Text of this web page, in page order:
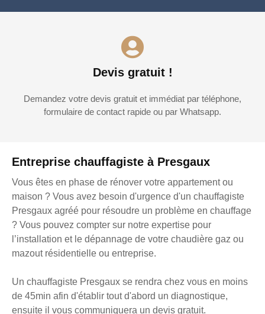
Entreprise chauffagiste à Presgaux
Vous êtes en phase de rénover votre appartement ou
maison ? Vous avez besoin d'urgence d'un chauffagiste
Presgaux agréé pour résoudre un problème en chauffage
? Vous pouvez compter sur notre expertise pour
l’installation et le dépannage de votre chaudière gaz ou
mazout résidentielle ou entreprise.
Un chauffagiste Presgaux se rendra chez vous en moins
de 45min afin d'établir tout d'abord un diagnostique,
ensuite il vous communiquera un devis gratuit.
Devis gratuit !
Demandez votre devis gratuit et immédiat par téléphone,
formulaire de contact rapide ou par Whatsapp.